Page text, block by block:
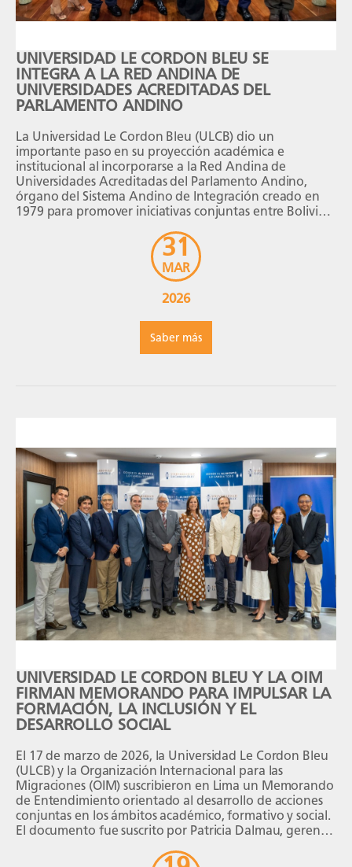
31
MAR
2026
Saber más
UNIVERSIDAD LE CORDON BLEU SE
INTEGRA A LA RED ANDINA DE
UNIVERSIDADES ACREDITADAS DEL
PARLAMENTO ANDINO
La Universidad Le Cordon Bleu (ULCB) dio un
importante paso en su proyección académica e
institucional al incorporarse a la Red Andina de
Universidades Acreditadas del Parlamento Andino,
órgano del Sistema Andino de Integración creado en
1979 para promover iniciativas conjuntas entre Bolivia,
educativo, esta red impulsa la cooperación entre
universidades acreditadas, fomentando […]
UNIVERSIDAD LE CORDON BLEU Y LA OIM
FIRMAN MEMORANDO PARA IMPULSAR LA
FORMACIÓN, LA INCLUSIÓN Y EL
DESARROLLO SOCIAL
El 17 de marzo de 2026, la Universidad Le Cordon Bleu
(ULCB) y la Organización Internacional para las
Migraciones (OIM) suscribieron en Lima un Memorando
de Entendimiento orientado al desarrollo de acciones
conjuntas en los ámbitos académico, formativo y social.
El documento fue suscrito por Patricia Dalmau, gerente
Crocetti, Jefe de Misión de la OIM […]